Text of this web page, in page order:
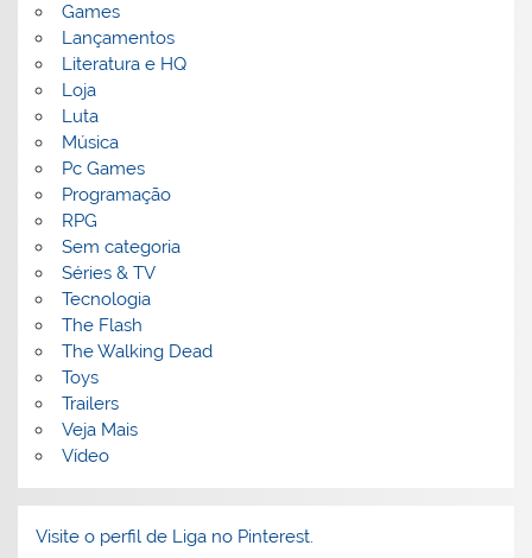
Games
Lançamentos
Literatura e HQ
Loja
Luta
Música
Pc Games
Programação
RPG
Sem categoria
Séries & TV
Tecnologia
The Flash
The Walking Dead
Toys
Trailers
Veja Mais
Vídeo
Visite o perfil de Liga no Pinterest.